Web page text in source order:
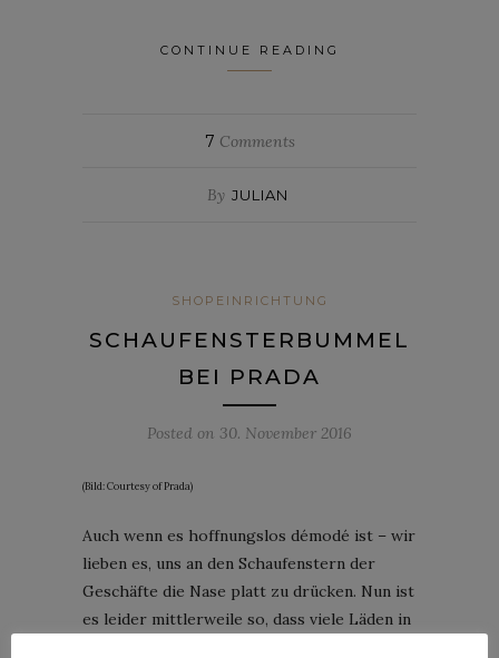
CONTINUE READING
7 Comments
By JULIAN
SHOPEINRICHTUNG
SCHAUFENSTERBUMMEL
BEI PRADA
Posted on 30. November 2016
(Bild: Courtesy of Prada)
Auch wenn es hoffnungslos démodé ist – wir
lieben es, uns an den Schaufenstern der
Geschäfte die Nase platt zu drücken. Nun ist
es leider mittlerweile so, dass viele Läden in